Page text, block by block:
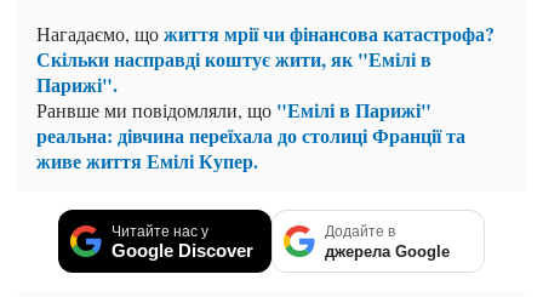
Нагадаємо, щожиття мрії чи фінансова катастрофа?
Скільки насправді коштує жити, як "Емілі в
Парижі".
Ранвше ми повідомляли, що "Емілі в Парижі"
реальна: дівчина переїхала до столиці Франції та
живе життя Емілі Купер.
Читайте нас у
Google Discover
Додайте в
джерела Google